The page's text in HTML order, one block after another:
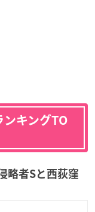
ンキングTO
略者Sと西荻窪